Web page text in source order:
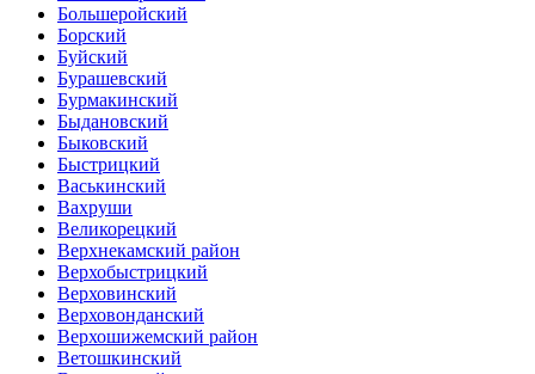
Большеройский
Борский
Буйский
Бурашевский
Бурмакинский
Быдановский
Быковский
Быстрицкий
Васькинский
Вахруши
Великорецкий
Верхнекамский район
Верхобыстрицкий
Верховинский
Верховонданский
Верхошижемский район
Ветошкинский